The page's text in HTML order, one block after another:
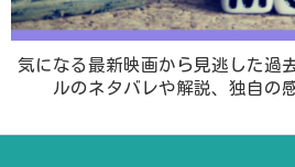
気になる最新映画から見逃した過
ルのネタバレや解説、独自の